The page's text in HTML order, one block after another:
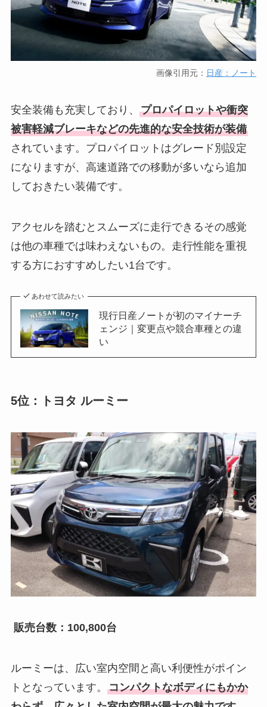
画像引用元： 日産：ノート
安全装備も充実しており、 プロパイロットや衝突
被害軽減ブレーキなどの先進的な安全技術が装備
されています。プロパイロットはグレード別設定
になりますが、高速道路での移動が多いなら追加
しておきたい装備です。
アクセルを踏むとスムーズに走行できるその感覚
は他の車種では味わえないもの。走行性能を重視
する方におすすめしたい1台です。
あわせて読みたい
現行日産ノートが初のマイナーチ
ェンジ｜変更点や競合車種との違
い
5位：トヨタ ルーミー
販売台数：100,800台
ルーミーは、広い室内空間と高い利便性がポイン
トとなっています。 コンパクトなボディにもかか